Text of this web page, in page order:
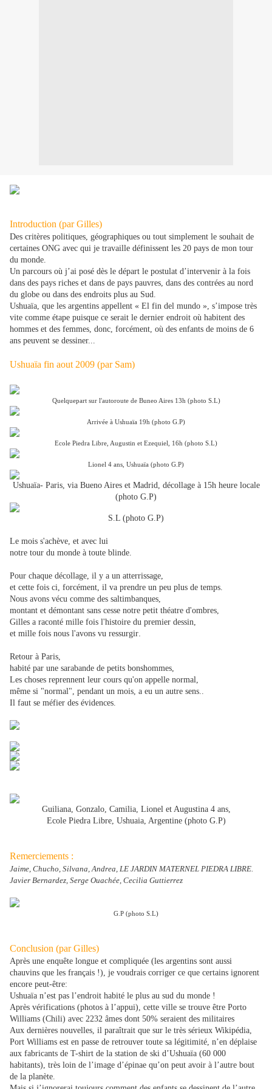
Introduction (par Gilles)
Des critères politiques, géographiques ou tout simplement le souhait de
certaines ONG avec qui je travaille définissent les 20 pays de mon tour
du monde.
Un parcours où j’ai posé dès le départ le postulat d’intervenir à la fois
dans des pays riches et dans de pays pauvres, dans des contrées au nord
du globe ou dans des endroits plus au Sud.
Ushuaïa, que les argentins appellent « El fin del mundo », s’impose très
vite comme étape puisque ce serait le dernier endroit où habitent des
hommes et des femmes, donc, forcément, où des enfants de moins de 6
ans peuvent se dessiner...
Ushuaïa fin aout 2009 (par Sam)
Quelquepart sur l'autoroute de Buneo Aires 13h (photo S.L)
Arrivée à Ushuaïa 19h (photo G.P)
Ecole Piedra Libre, Augustin et Ezequiel, 16h (photo S.L)
Lionel 4 ans, Ushuaïa (photo G.P)
Ushuaïa- Paris, via Bueno Aires et Madrid, décollage à 15h heure locale
(photo G.P)
S.L (photo G.P)
Le mois s'achève, et avec lui
notre tour du monde à toute blinde.
Pour chaque décollage, il y a un atterrissage,
et cette fois ci, forcément, il va prendre un peu plus de temps.
Nous avons vécu comme des saltimbanques,
montant et démontant sans cesse notre petit théatre d'ombres,
Gilles a raconté mille fois l'histoire du premier dessin,
et mille fois nous l'avons vu ressurgir
Retour à Paris,
habité par une sarabande de petits bonshommes,
Les choses reprennent leur cours qu'on appelle normal,
même si "normal", pendant un mois, a eu un autre sens..
Il faut se méfier des évidences.
Guiliana, Gonzalo, Camilia, Lionel et Augustina 4 ans,
Ecole Piedra Libre, Ushuaia, Argentine (photo G.P)
Remerciements :
Jaime, Chucho, Silvana, Andrea, LE JARDIN MATERNEL PIEDRA LIBRE.
Javier Bernardez, Serge Ouachée, Cecilia Guttierrez
G.P (photo S.L)
Conclusion (par Gilles)
Après une enquête longue et compliquée (les argentins sont aussi
chauvins que les français !), je voudrais corriger ce que certains ignorent
encore peut-être:
Ushuaïa n’est pas l’endroit habité le plus au sud du monde !
Après vérifications (photos à l’appui), cette ville se trouve être Porto
Williams (Chili) avec 2232 âmes dont 50% seraient des militaires
Aux dernières nouvelles, il paraîtrait que sur le très sérieux Wikipédia,
Port Williams est en passe de retrouver toute sa légitimité, n’en déplaise
aux fabricants de T-shirt de la station de ski d’Ushuaïa (60 000
habitants), très loin de l’image d’épinae qu’on peut avoir à l’autre bout
de la planète.